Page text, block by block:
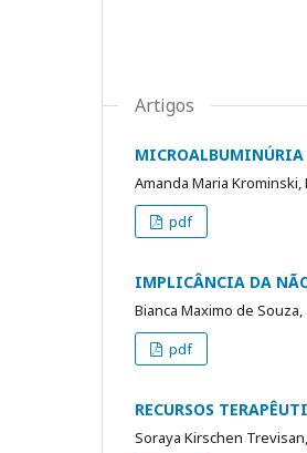
Artigos
MICROALBUMINÚRIA
Amanda Maria
pdf
IMPLICÂNCIA DA
Bianca Maximo de
pdf
RECURSOS
Soraya Kirschen